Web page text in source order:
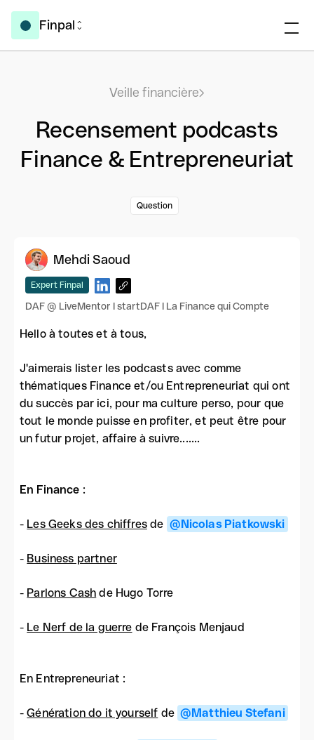
Finpal
Veille financière
Recensement podcasts
Finance & Entrepreneuriat
Question
Mehdi Saoud
Expert Finpal
DAF @ LiveMentor I startDAF I La Finance qui Compte
Hello à toutes et à tous,
J'aimerais lister les podcasts avec comme
thématiques Finance et/ou Entrepreneuriat qui ont
du succès par ici, pour ma culture perso, pour que
tout le monde puisse en profiter, et peut être pour
un futur projet, affaire à suivre.......
En Finance :
- Les Geeks des chiffresde @Nicolas Piatkowski
- Business partner
- Parlons Cash de Hugo Torre
- Le Nerf de la guerre de François Menjaud
En Entrepreneuriat :
-Génération do it yourself de @Matthieu Stefani